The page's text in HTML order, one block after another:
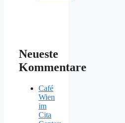
Neueste
Kommentare
Café
Wien
im
Cita